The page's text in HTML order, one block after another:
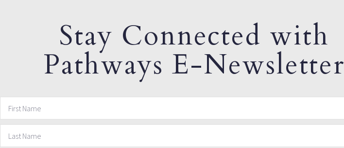
Stay Connected with
Pathways E-Newsletter